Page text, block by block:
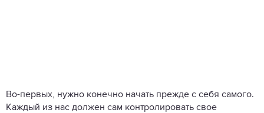
Во-первых, нужно конечно начать прежде с себя самого.
Каждый из нас должен сам контролировать свое